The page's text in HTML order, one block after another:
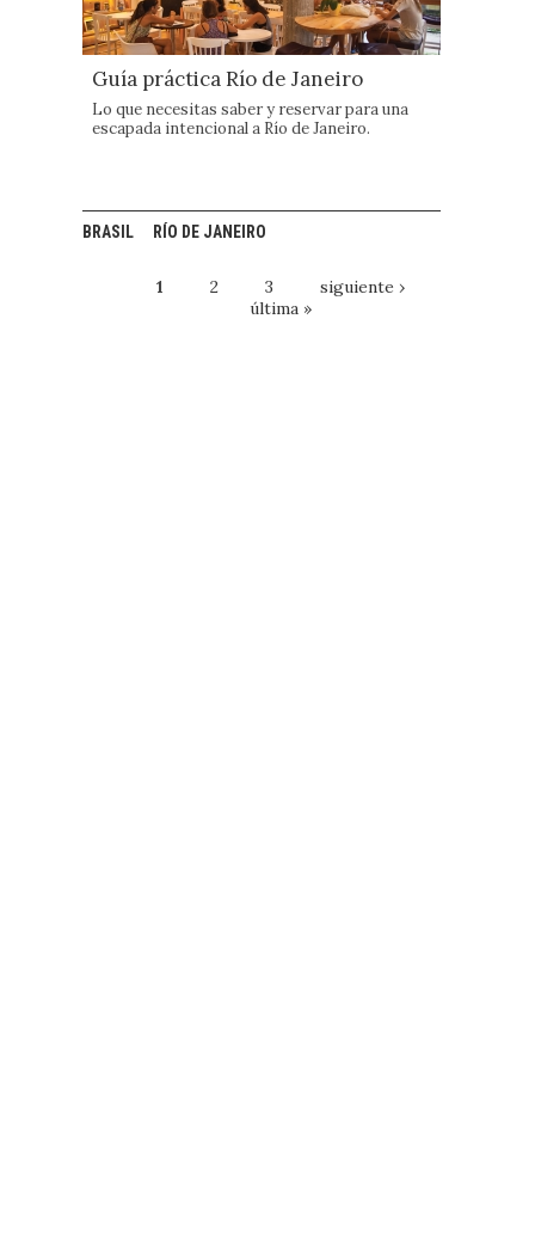
Guía práctica Río de Janeiro
Lo que necesitas saber y reservar para una
escapada intencional a Río de Janeiro.
BRASIL RÍO DE JANEIRO
1 2 3
siguiente ›
última »